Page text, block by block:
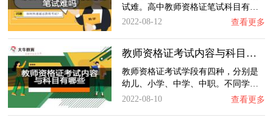
试难。高中教师资格证笔试科目有…
2022-08-12
查看更多
教师资格证考试内容与科目有哪些？
教师资格证考试学段有四种，分别是
幼儿、小学、中学、中职。不同学…
2022-08-10
查看更多